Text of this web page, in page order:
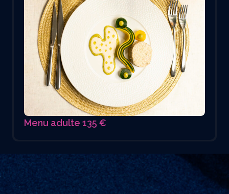
Menu adulte 135 €